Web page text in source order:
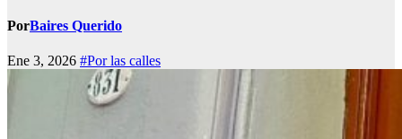
PorBaires Querido
Ene 3, 2026 #Por las calles